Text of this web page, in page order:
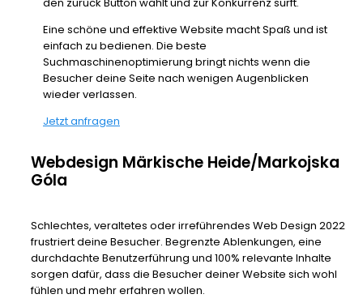
Eine schöne und effektive Website macht Spaß und ist
einfach zu bedienen. Die beste
Suchmaschinenoptimierung bringt nichts wenn die
Besucher deine Seite nach wenigen Augenblicken
wieder verlassen.
Jetzt anfragen
Webdesign Märkische Heide/Markojska
Góla
Schlechtes, veraltetes oder irreführendes Web Design 2022
frustriert deine Besucher. Begrenzte Ablenkungen, eine
durchdachte Benutzerführung und 100% relevante Inhalte
sorgen dafür, dass die Besucher deiner Website sich wohl
fühlen und mehr erfahren wollen.